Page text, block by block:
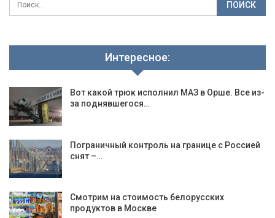
Интересное:
Вот какой трюк исполнил МАЗ в Орше. Все из-
за поднявшегося…
Пограничный контроль на границе с Россией
снят –…
Смотрим на стоимость белорусских
продуктов в Москве